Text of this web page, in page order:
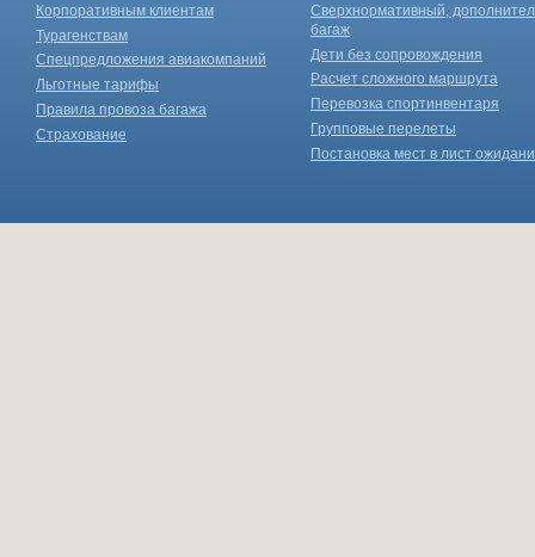
Корпоративным клиентам
Турагенствам
Спецпредложения авиакомпаний
Льготные тарифы
Правила провоза багажа
Страхование
Сверхнормативный,
багаж
Дети без сопровождения
Расчет сложного маршрута
Перевозка спортинвентаря
Групповые перелеты
Постановка мест в лист